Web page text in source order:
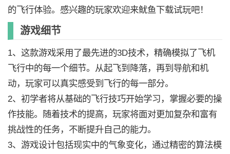
的飞行体验。感兴趣的玩家欢迎来鱿鱼下载试玩吧！
游戏细节
1、这款游戏采用了最先进的3D技术，精确模拟了飞机
飞行中的每一个细节。从起飞到降落，再到导航和机
动，玩家可以真实感受到飞行的每一部分。
2、初学者将从基础的飞行技巧开始学习，掌握必要的操
作技能。随着技术的提高，玩家将面对更加复杂和富有
挑战性的任务，不断提升自己的能力。
3、游戏设计包括现实中的气象变化，通过精密的算法模